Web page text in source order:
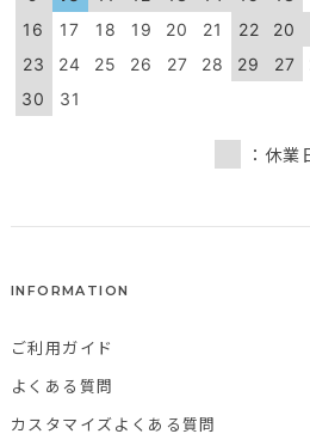
16
17 18 19 20 21
22
23
24 25 26 27 28
29
30
31
20
27
：休業
INFORMATION
ご利用ガイド
よくある質問
カスタマイズよくある質問